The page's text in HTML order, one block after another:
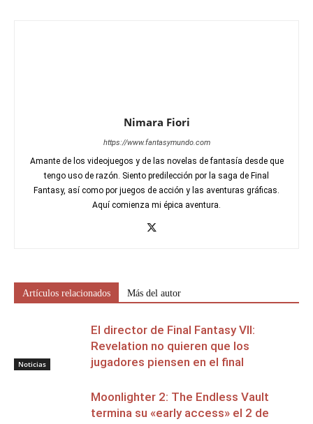
Nimara Fiori
https://www.fantasymundo.com
Amante de los videojuegos y de las novelas de fantasía desde que
tengo uso de razón. Siento predilección por la saga de Final
Fantasy, así como por juegos de acción y las aventuras gráficas.
Aquí comienza mi épica aventura.
Artículos relacionados Más del autor
Noticias
El director de Final Fantasy VII:
Revelation no quieren que los
jugadores piensen en el final
Moonlighter 2: The Endless Vault
termina su «early access» el 2 de